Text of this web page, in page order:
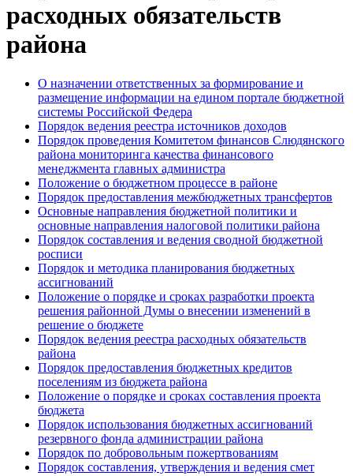
расходных обязательств
района
О назначении ответственных за формирование и
размещение информации на едином портале бюджетной
системы Российской Федера
Порядок ведения реестра источников доходов
Порядок проведения Комитетом финансов Слюдянского
района мониторинга качества финансового
менеджмента главных администра
Положение о бюджетном процессе в районе
Порядок предоставления межбюджетных трансфертов
Основные направления бюджетной политики и
основные направления налоговой политики района
Порядок составления и ведения сводной бюджетной
росписи
Порядок и методика планирования бюджетных
ассигнований
Положение о порядке и сроках разработки проекта
решения районной Думы о внесении изменений в
решение о бюджете
Порядок ведения реестра расходных обязательств
района
Порядок предоставления бюджетных кредитов
поселениям из бюджета района
Положение о порядке и сроках составления проекта
бюджета
Порядок использования бюджетных ассигнований
резервного фонда администрации района
Порядок по добровольным пожертвованиям
Порядок составления, утверждения и ведения смет